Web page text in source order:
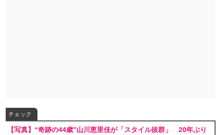
チェック
【写真】“奇跡の44歳”山川恵里佳が「スタイル抜群」 20年ぶり